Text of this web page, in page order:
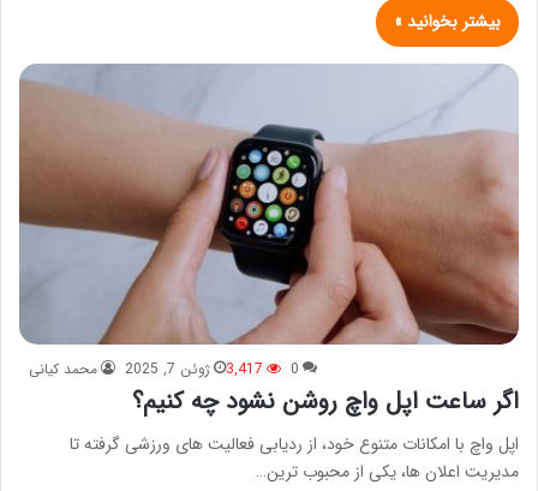
بیشتر بخوانید »
محمد کیانی ژوئن 7, 2025 0
3,417
اگر ساعت اپل واچ روشن نشود چه کنیم؟
اپل واچ با امکانات متنوع خود، از ردیابی فعالیت‌ های ورزشی گرفته تا
مدیریت اعلان‌ ها، یکی از محبوب‌ ترین…